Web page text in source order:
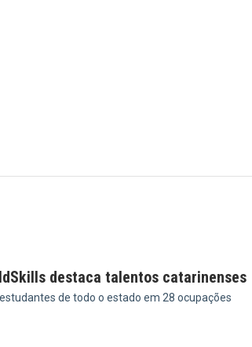
destaca talentos catarinenses
de todo o estado em 28 ocupações